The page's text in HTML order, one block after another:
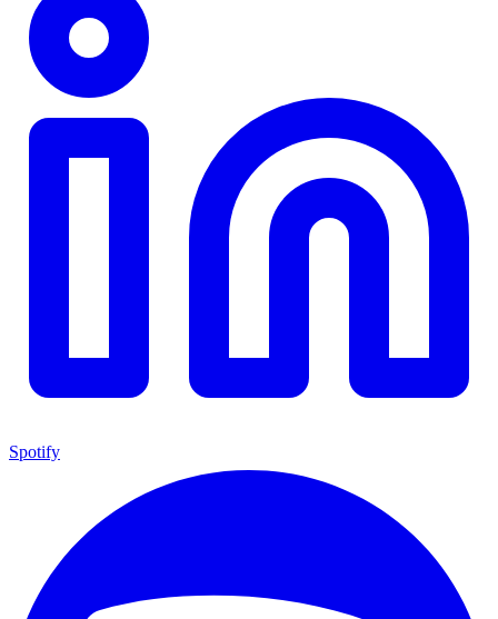
Spotify